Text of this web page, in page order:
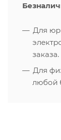
Для
заказа.
Для
любой